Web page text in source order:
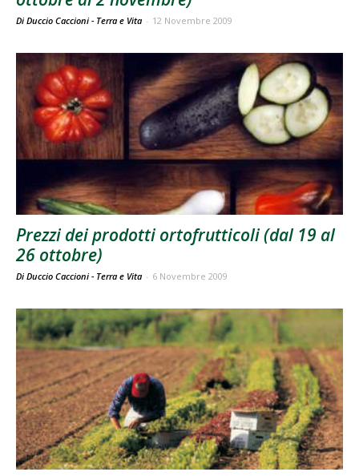
Di Duccio Caccioni - Terra e Vita - 12 Novembre 2009
Prezzi dei prodotti ortofrutticoli (dal 19 al
26 ottobre)
Di Duccio Caccioni - Terra e Vita - 6 Novembre 2009